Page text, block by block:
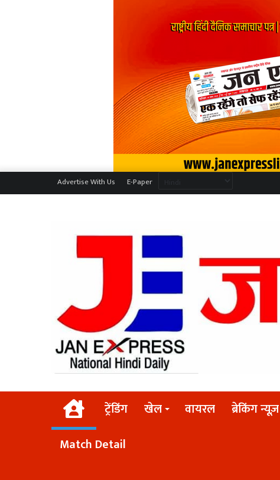
Advertise With Us E-Paper
Homeट्रेंडिंग खेल वायरल ब्रेकिंग न्यूज़
Match Detail